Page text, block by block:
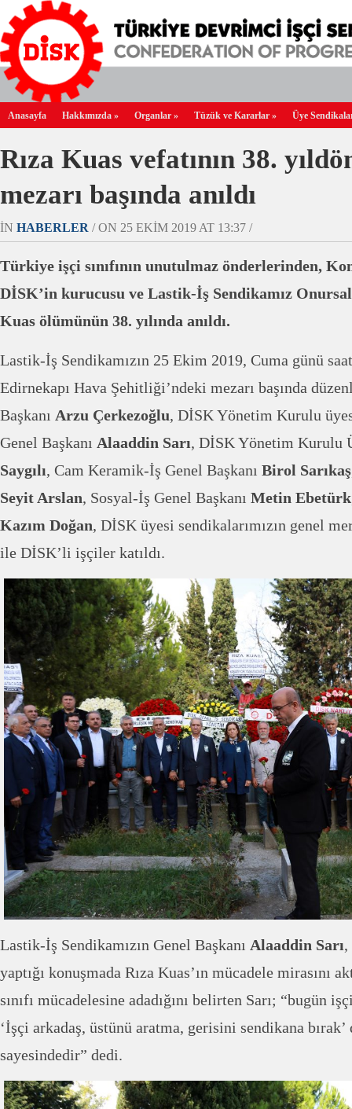
Anasayfa Hakkımızda » Organlar » Tüzük ve Kararlar » Üye
Rıza Kuas vefatının 38.
mezarı başında anıldı
IN HABERLER / ON 25 EKIM 2019 AT 13:37 /
Türkiye işçi sınıfının unutulmaz önderlerinden,
DİSK’in kurucusu ve Lastik-İş Sendikamız Onursal
Kuas ölümünün 38. yılında anıldı.
Lastik-İş Sendikamızın 25 Ekim 2019, Cuma günü
Edirnekapı Hava Şehitliği’ndeki mezarı başında
Başkanı Arzu Çerkezoğlu, DİSK Yönetim Kurulu
Genel Başkanı Alaaddin Sarı, DİSK Yönetim Kurulu
Saygılı, Cam Keramik-İş Genel Başkanı Birol Sarıkaş
Seyit Arslan, Sosyal-İş Genel Başkanı Metin Ebetürk
Kazım Doğan, DİSK üyesi sendikalarımızın genel
ile DİSK’li işçiler katıldı.
Lastik-İş Sendikamızın Genel Başkanı Alaaddin Sarı,
yaptığı konuşmada Rıza Kuas’ın mücadele mirasını
sınıfı mücadelesine adadığını belirten Sarı; “bugün
‘İşçi arkadaş, üstünü aratma, gerisini sendikana bırak’
sayesindedir” dedi.